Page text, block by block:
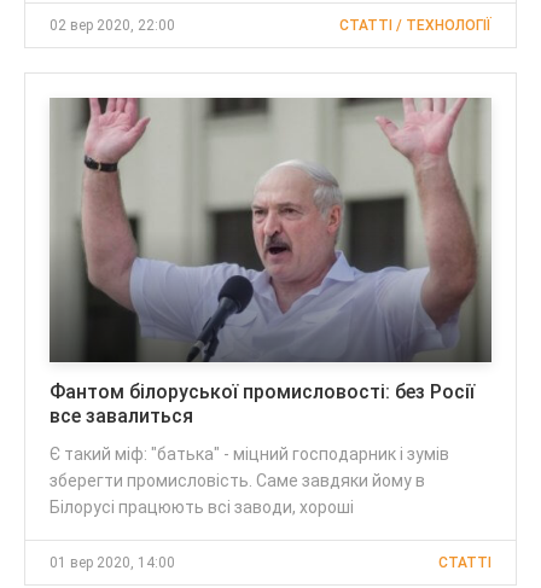
02 вер 2020, 22:00 CТАТТІ / ТЕХНОЛОГІЇ
Фантом білоруської промисловості: без Росії
все завалиться
Є такий міф: "батька" - міцний господарник і зумів
зберегти промисловість. Саме завдяки йому в
Білорусі працюють всі заводи, хороші
01 вер 2020, 14:00 CТАТТІ